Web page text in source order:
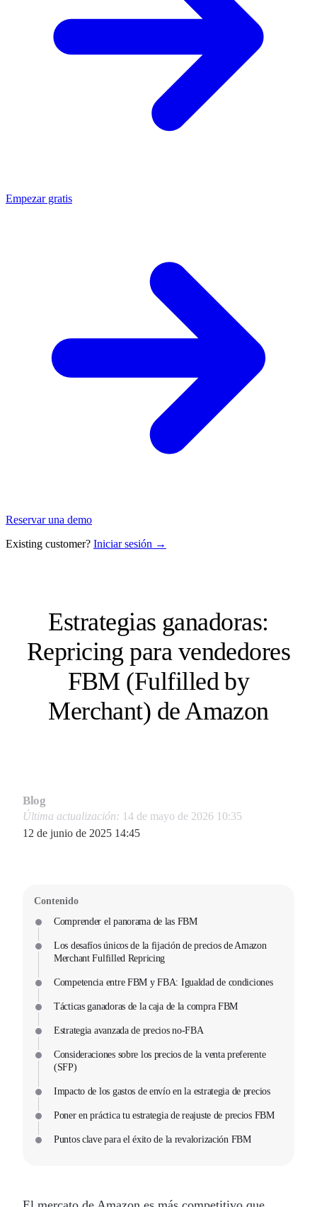
Empezar gratis
Reservar una demo
Existing customer? Iniciar sesión →
Estrategias ganadoras:
Repricing para vendedores
FBM (Fulfilled by
Merchant) de Amazon
Blog
Última actualización: 14 de mayo de 2026 10:35
12 de junio de 2025 14:45
Contenido
Comprender el panorama de las FBM
Los desafíos únicos de la fijación de precios de Amazon
Merchant Fulfilled Repricing
Competencia entre FBM y FBA: Igualdad de condiciones
Tácticas ganadoras de la caja de la compra FBM
Estrategia avanzada de precios no-FBA
Consideraciones sobre los precios de la venta preferente
(SFP)
Impacto de los gastos de envío en la estrategia de precios
Poner en práctica tu estrategia de reajuste de precios FBM
Puntos clave para el éxito de la revalorización FBM